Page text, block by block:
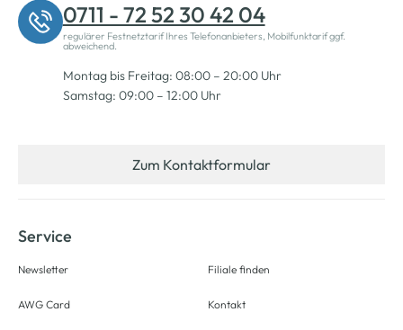
0711 - 72 52 30 42 04
regulärer Festnetztarif Ihres Telefonanbieters, Mobilfunktarif ggf.
abweichend.
Montag bis Freitag: 08:00 – 20:00 Uhr
Samstag: 09:00 – 12:00 Uhr
Zum Kontaktformular
Service
Newsletter
AWG Card
Filiale finden
Kontakt